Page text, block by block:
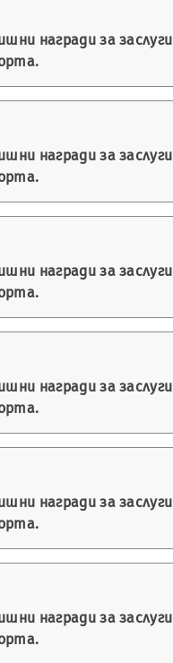
награди за
награди за
награди за
награди за
награди за
награди за